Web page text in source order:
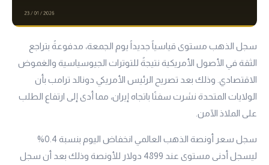
سجل الذهب مستوى قياسياً جديداً يوم الجمعة، مدفوعةً بتراجع
الثقة في الأصول الأمريكية نتيجةً للتوترات الجيوسياسية والغموض
الاقتصادي. وذلك بعد تصريح الرئيس الأمريكي دونالد ترامب بأن
الولايات المتحدة نشرت سفنًا باتجاه إيران، مما أدى إلى ارتفاع الطلب
على الملاذ الآمن.
سجل سعر أونصة الذهب العالمي انخفاض اليوم بنسبة 0.4%
ليسجل أدنى مستوى عند 4899 دولار للأونصة وذلك بعد أن سجل